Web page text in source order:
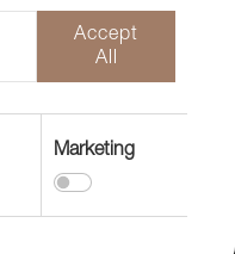
Accept
All
Marketing